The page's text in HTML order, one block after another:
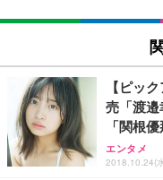
SIHOO
ュチェア
￥27,999
Sezlife オ
ワーク チ
能 人間工
レスト 3D
EIZO ビジ
￥109,572
【純正品
フック付
￥49,979
Amazonベ
x2袋(84
￥3,234
ネオ・ル
り 単品
￥1,800
【ピッ
売「渡
「関根優
エンタメ
2018.10.24(